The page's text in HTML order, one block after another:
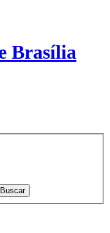
Brasília
Buscar